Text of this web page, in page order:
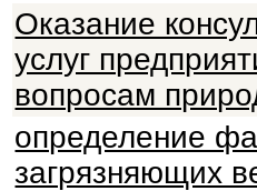
Оказание
услуг
вопросам
определение
загрязняющих